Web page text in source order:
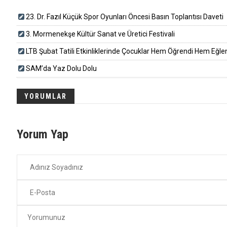
23. Dr. Fazıl Küçük Spor Oyunları Öncesi Basın Toplantısı Daveti
3. Mormenekşe Kültür Sanat ve Üretici Festivali
LTB Şubat Tatili Etkinliklerinde Çocuklar Hem Öğrendi Hem
SAM’da Yaz Dolu Dolu
YORUMLAR
Yorum Yap